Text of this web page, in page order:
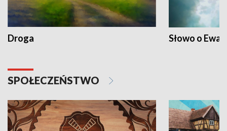
Droga Słowo o
SPOŁECZEŃSTWO